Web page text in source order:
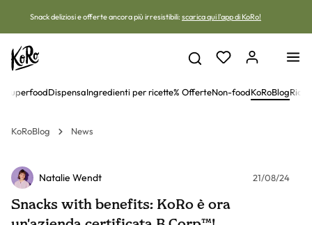
Snack deliziosi e offerte ancora più irresistibili: scarica qui l'app di KoRo!
superfoodDispensaIngredienti per ricette% OfferteNon-foodKoRoBlog
KoRoBlog News
Natalie Wendt 21/08/24
Snacks with benefits: KoRo è ora